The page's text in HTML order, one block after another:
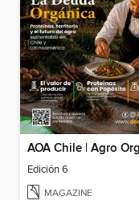
Edición 6
MAGAZINE